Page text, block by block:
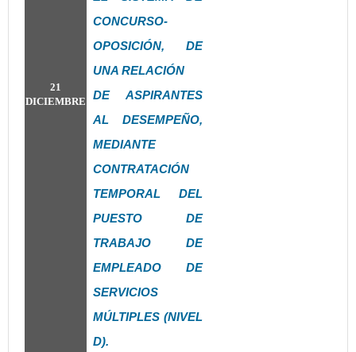
21
DICIEMBRE
CONCURSO-
OPOSICIÓN, DE
UNA RELACIÓN
DE ASPIRANTES
AL DESEMPEÑO,
MEDIANTE
CONTRATACIÓN
TEMPORAL DEL
PUESTO DE
TRABAJO DE
EMPLEADO DE
SERVICIOS
MÚLTIPLES (NIVEL
D).